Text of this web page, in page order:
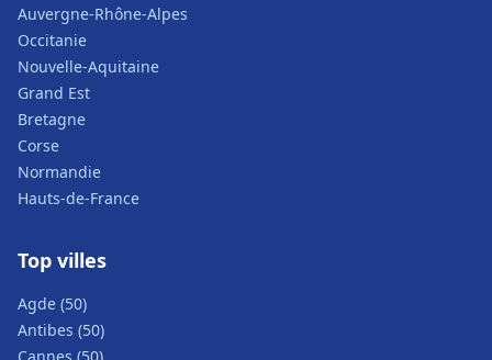
Auvergne-Rhône-Alpes
Occitanie
Nouvelle-Aquitaine
Grand Est
Bretagne
Corse
Normandie
Hauts-de-France
Top villes
Agde (50)
Antibes (50)